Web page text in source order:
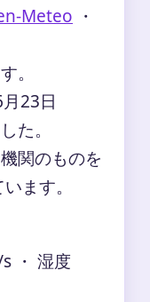
Meteo ・
。
23日
た。
関のものを
ます。
・ 湿度